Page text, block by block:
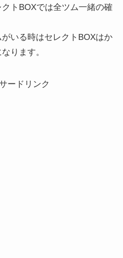
トBOXでは全ツム一緒の確
いる時はセレクトBOXはか
ります。
ードリンク